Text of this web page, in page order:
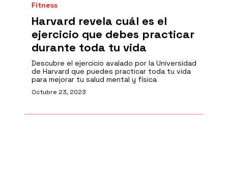
Fitness
Harvard revela cuál es el
ejercicio que debes practicar
durante toda tu vida
Descubre el ejercicio avalado por la Universidad
de Harvard que puedes practicar toda tu vida
para mejorar tu salud mental y física
Octubre 23, 2023